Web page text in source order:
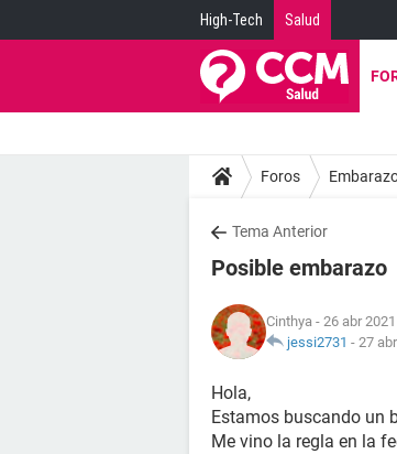
High-Tech Salud
Foros
Tema Anterior
Posible embarazo
Cinthya - 26 abr
jessi2731 - 27
Hola,
Estamos buscando un
Me vino la regla en la